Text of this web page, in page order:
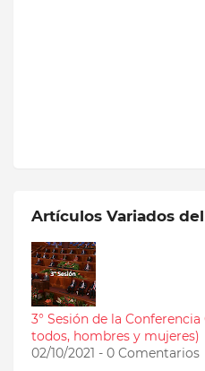
Artículos Variados
3° Sesión de la
todos, hombres y mujeres)
02/10/2021 - 0 Comentarios